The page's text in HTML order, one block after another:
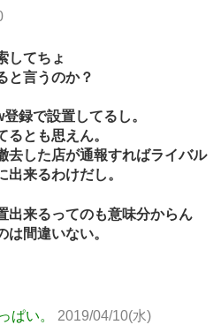
してちょ
と言うのか？
録で設置してるし。
るとも思えん。
去した店が通報すればライバル
出来るわけだし。
出来るってのも意味分からん
は間違いない。
ぱい。
2019/04/10(水)